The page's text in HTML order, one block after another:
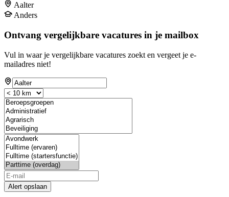
Aalter
Anders
Ontvang vergelijkbare vacatures in je mailbox
Vul in waar je vergelijkbare vacatures zoekt en vergeet je e-
mailadres niet!
Alert opslaan